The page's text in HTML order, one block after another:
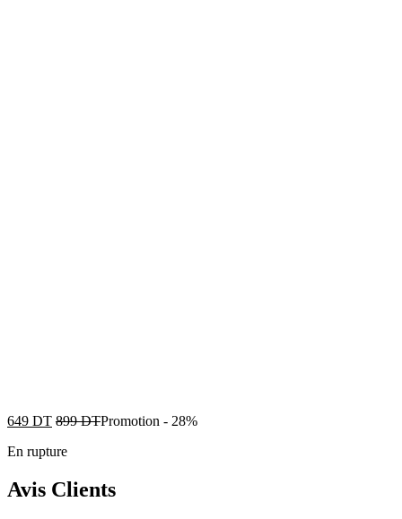
649 DT 899DTPromotion - 28%
En rupture
Avis Clients